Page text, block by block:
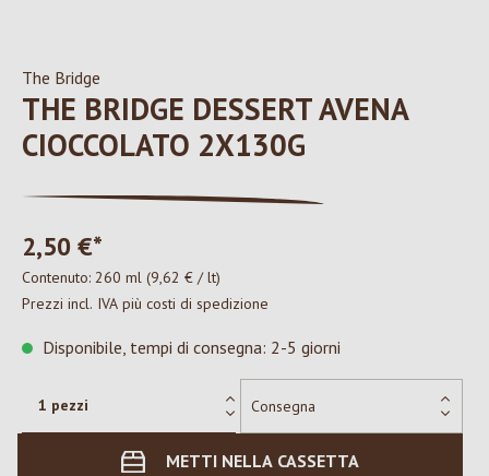
The Bridge
THE BRIDGE DESSERT AVENA
CIOCCOLATO 2X130G
2,50 €*
Contenuto: 260 ml (9,62 € / lt)
Prezzi incl. IVA più costi di spedizione
Disponibile, tempi di consegna: 2-5 giorni
METTI NELLA CASSETTA